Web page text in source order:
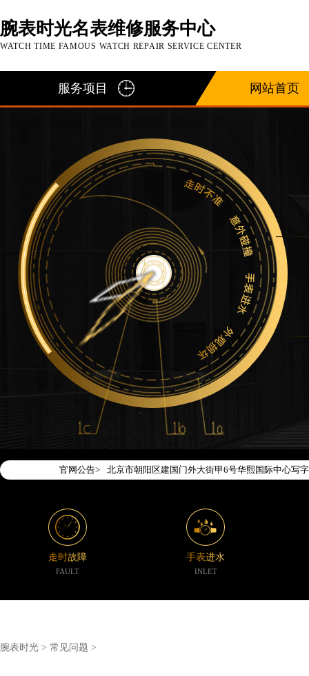
腕表时光名表维修服务中心
WATCH TIME FAMOUS WATCH REPAIR SERVICE CENTER
服务项目 网站首页
官网公告>
2026年7月腕表时光中国区售后服务网络优化升级
2026年7月腕表时光全国官方售后客户服务热线：
腕表时光官方全国统一服务热线400-188-5020，
2026年7月腕表时光售后服务中心最新网点地址：
北京市东城区东长安街1号东方广场写字楼W3座6
北京市朝阳区建国门外大街甲6号华熙国际中心写
天津市和平区赤峰道136号天津国际金融中心写字
上海市黄浦区南京东路299号宏伊国际广场写字楼
南京市秦淮区中山南路1号（新街口）南京中心写
常州市新北区龙锦路1590号现代传媒中心写字楼5
徐州市鼓楼区淮海东路29号苏宁广场IFC国际金融
走时故障
FAULT
手表进水
INLET
腕表时光 > 常见问题 >